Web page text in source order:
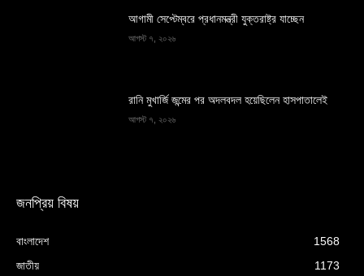
আগামী সেপ্টেম্বরে প্রধানমন্ত্রী যুক্তরাষ্ট্র যাচ্ছেন
আগস্ট ৭, ২০২৬
রানি মুখার্জি জন্মের পর অদলবদল হয়েছিলেন হাসপাতালেই
আগস্ট ৭, ২০২৬
জনপ্রিয় বিষয়
বাংলাদেশ
1568
জাতীয়
1173